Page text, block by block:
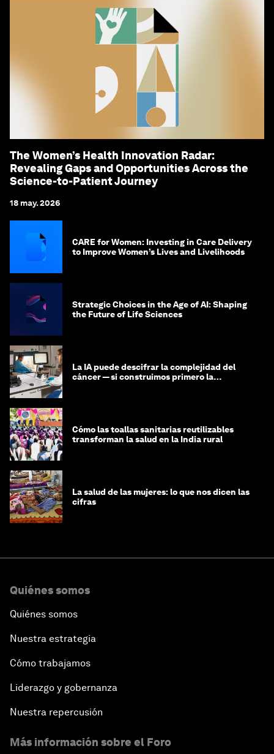
The Women’s Health Innovation Radar:
Revealing Gaps and Opportunities Across the
Science-to-Patient Journey
18 may. 2026
CARE for Women: Investing in Care Delivery
to Improve Women’s Lives and Livelihoods
Strategic Choices in the Age of AI: Shaping
the Future of Life Sciences
La IA puede descifrar la complejidad del
cáncer — si construimos primero la
Cómo las toallas sanitarias reutilizables
transforman la salud en la India rural
La salud de las mujeres: lo que nos dicen las
cifras
Quiénes somos
Quiénes somos
Nuestra estrategia
Cómo trabajamos
Liderazgo y gobernanza
Nuestra repercusión
Más información sobre el Foro